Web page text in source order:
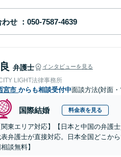
わせ
弁護士 インタビューを見る
LIGHT法律事務所
宮市 からも相談受付中面談方法(対面
国際結婚 料金表を見る
関東エリア対応】【日本と中国の弁護
弁護士が直接対応。日本全国どこか
相談無料】